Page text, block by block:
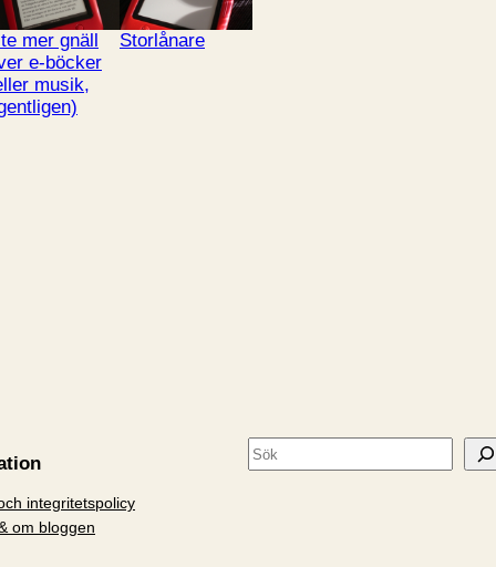
mer gnäll
e-böcker
musik,
Storlånare
integritetspolicy
om bloggen
S